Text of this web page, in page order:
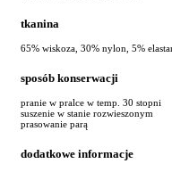
tkanina
65% wiskoza, 30% nylon, 5%
sposób konserwacji
pranie w pralce w temp. 30 stopni
suszenie w stanie rozwieszonym
prasowanie parą
dodatkowe informacje